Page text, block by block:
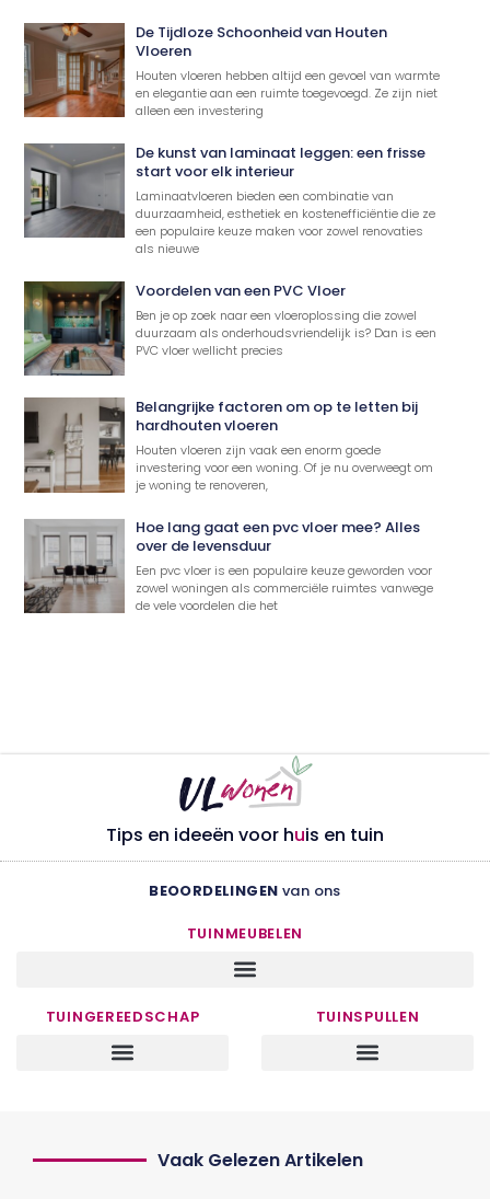
De Tijdloze Schoonheid van Houten
Vloeren
Houten vloeren hebben altijd een gevoel van warmte
en elegantie aan een ruimte toegevoegd. Ze zijn niet
alleen een investering
De kunst van laminaat leggen: een frisse
start voor elk interieur
Laminaatvloeren bieden een combinatie van
duurzaamheid, esthetiek en kostenefficiëntie die ze
een populaire keuze maken voor zowel renovaties
als nieuwe
Voordelen van een PVC Vloer
Ben je op zoek naar een vloeroplossing die zowel
duurzaam als onderhoudsvriendelijk is? Dan is een
PVC vloer wellicht precies
Belangrijke factoren om op te letten bij
hardhouten vloeren
Houten vloeren zijn vaak een enorm goede
investering voor een woning. Of je nu overweegt om
je woning te renoveren,
Hoe lang gaat een pvc vloer mee? Alles
over de levensduur
Een pvc vloer is een populaire keuze geworden voor
zowel woningen als commerciële ruimtes vanwege
de vele voordelen die het
Tips en ideeën voor huis en tuin
BEOORDELINGEN van ons
TUINMEUBELEN
TUINGEREEDSCHAP TUINSPULLEN
Vaak Gelezen Artikelen